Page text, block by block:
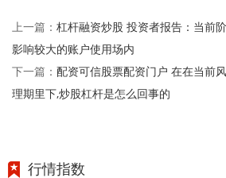
上一篇： 杠杆融资炒股 投资者报告：当前
影响较大的账户使用场内
下一篇： 配资可信股票配资门户 在在当前
理期里下,炒股杠杆是怎么回事的
行情指数